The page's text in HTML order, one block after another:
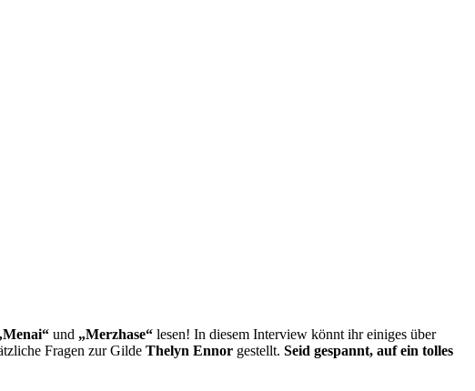
und „Merzhase“ lesen! In diesem Interview könnt ihr einiges über
Fragen zur Gilde Thelyn Ennor gestellt. Seid gespannt, auf ein tolles